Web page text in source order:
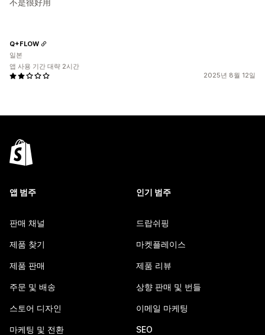
不是很好用
2025년 8월 12일
Q+FLOW
일본
앱 사용 기간 대략 2시간
앱 범주
판매 채널
제품 찾기
제품 판매
주문 및 배송
스토어 디자인
마케팅 및 전환
인기 범주
드랍쉬핑
마켓플레이스
제품 리뷰
상향 판매 및 번들
이메일 마케팅
SEO